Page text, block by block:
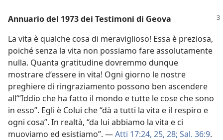
Annuario del 1973 dei Testimoni di Geova
La vita è qualche cosa di meraviglioso! Essa è preziosa,
poiché senza la vita non possiamo fare assolutamente
nulla. Quanta gratitudine dovremmo dunque
mostrare d’essere in vita! Ogni giorno le nostre
preghiere di ringraziamento possono ben ascendere
all’“Iddio che ha fatto il mondo e tutte le cose che sono
in esso”. Egli è Colui che “dà a tutti la vita e il respiro e
ogni cosa”. In realtà, “da lui abbiamo la vita e ci
muoviamo ed esistiamo”. —Atti 17:24, 25, 28; Sal. 36:9.